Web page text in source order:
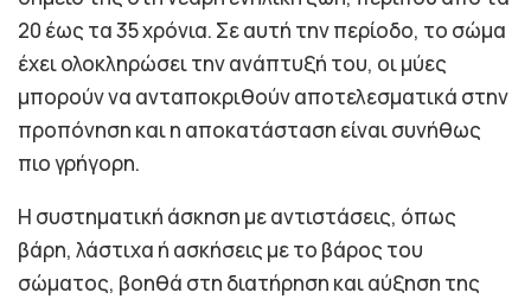
20 έως τα 35 χρόνια. Σε αυτή την περίοδο, το σώμα
έχει ολοκληρώσει την ανάπτυξή του, οι μύες
μπορούν να ανταποκριθούν αποτελεσματικά στην
προπόνηση και η αποκατάσταση είναι συνήθως
πιο γρήγορη.
Η συστηματική άσκηση με αντιστάσεις, όπως
βάρη, λάστιχα ή ασκήσεις με το βάρος του
σώματος, βοηθά στη διατήρηση και αύξηση της